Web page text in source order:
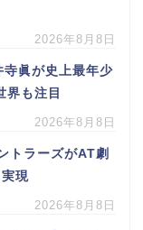
2026年8月8日
寺眞が史上最年少
界も注目
2026年8月8日
トラーズがAT劇
現
2026年8月8日